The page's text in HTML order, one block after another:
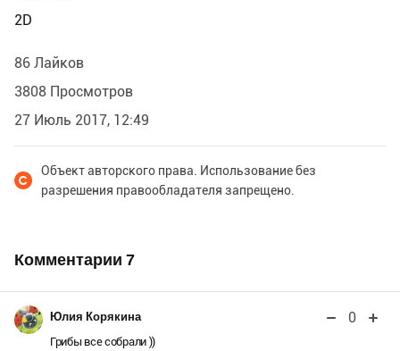
2D
86 Лайков
3808 Просмотров
27 Июль 2017, 12:49
Объект авторского права. Использование без
разрешения правообладателя запрещено.
Комментарии 7
Юлия Корякина 0
Грибы все собрали ))